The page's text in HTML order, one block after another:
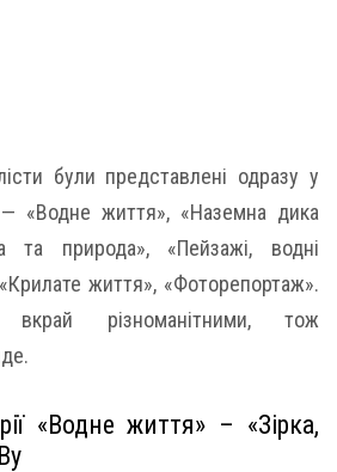
були представлені одразу у
— «Водне життя», «Наземна дика
та природа», «Пейзажі, водні
життя», «Фоторепортаж».
різноманітними, тож
«Водне життя» – «Зірка,